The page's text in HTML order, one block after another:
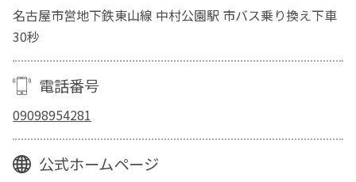
名古屋市営地下鉄東山線 中村公園駅 市バス乗り換え下車
30秒
電話番号
09098954281
公式ホームページ